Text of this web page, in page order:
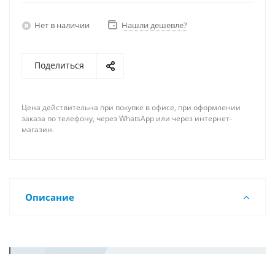
Нет в наличии Нашли дешевле?
Поделиться
Цена действительна при покупке в офисе, при оформлении
заказа по телефону, через WhatsApp или через интернет-
магазин.
Описание